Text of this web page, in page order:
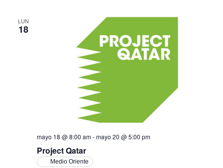
LUN
18
Project Qatar
mayo 18 @ 8:00 am-mayo 20 @ 5:00 pm
Medio Oriente